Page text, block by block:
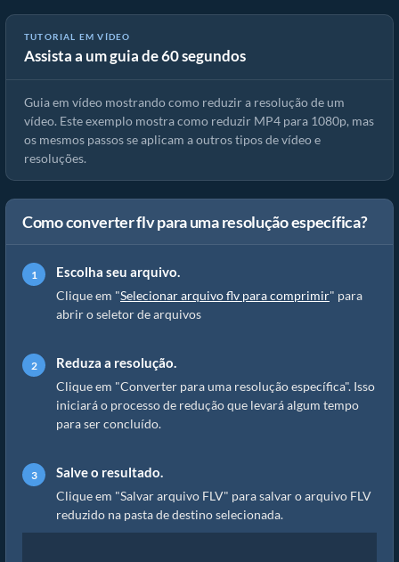
TUTORIAL EM VÍDEO
Assista a um guia de 60 segundos
Como reduzir a resolução flv (Guia simples)
Guia em vídeo mostrando como reduzir a resolução de um
vídeo. Este exemplo mostra como reduzir MP4 para 1080p, mas
os mesmos passos se aplicam a outros tipos de vídeo e
resoluções.
Como converter flv para uma resolução específica?
Escolha seu arquivo.
Clique em "Selecionar arquivo flv para comprimir" para
abrir o seletor de arquivos
Reduza a resolução.
Clique em "Converter para uma resolução específica". Isso
iniciará o processo de redução que levará algum tempo
para ser concluído.
Salve o resultado.
Clique em "Salvar arquivo FLV" para salvar o arquivo FLV
reduzido na pasta de destino selecionada.